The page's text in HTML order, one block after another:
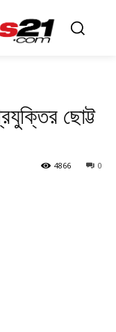
ছোট্ট
0
4866